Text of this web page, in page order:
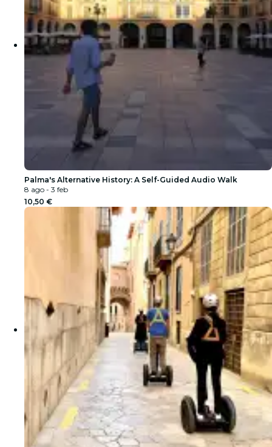
Palma's Alternative History: A Self-Guided Audio Walk
8 ago - 3 feb
10,50 €